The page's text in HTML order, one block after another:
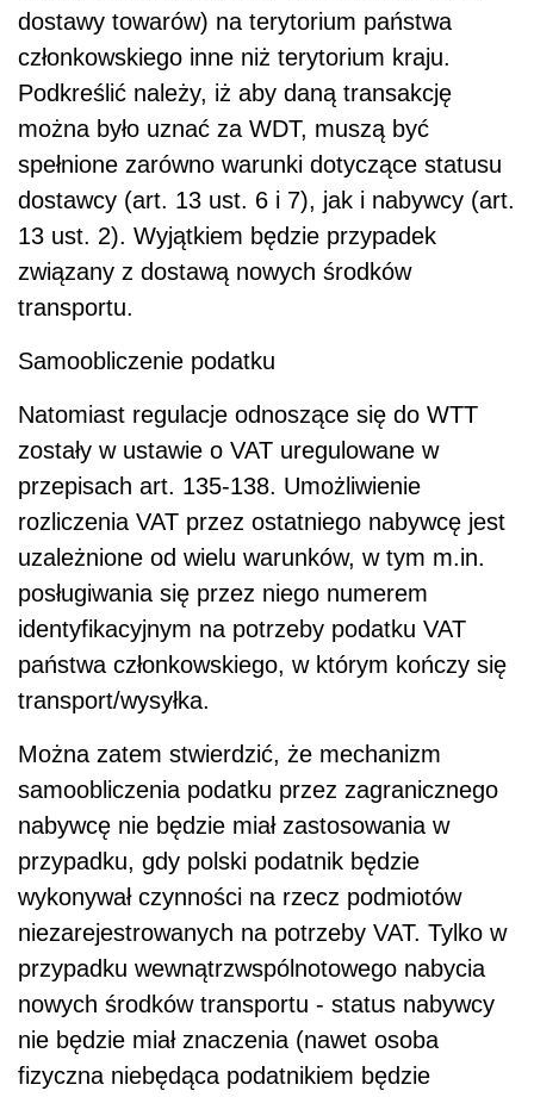
dostawy towarów) na terytorium państwa
członkowskiego inne niż terytorium kraju.
Podkreślić należy, iż aby daną transakcję
można było uznać za WDT, muszą być
spełnione zarówno warunki dotyczące statusu
dostawcy (art. 13 ust. 6 i 7), jak i nabywcy (art.
13 ust. 2). Wyjątkiem będzie przypadek
związany z dostawą nowych środków
transportu.
Samoobliczenie podatku
Natomiast regulacje odnoszące się do WTT
zostały w ustawie o VAT uregulowane w
przepisach art. 135-138. Umożliwienie
rozliczenia VAT przez ostatniego nabywcę jest
uzależnione od wielu warunków, w tym m.in.
posługiwania się przez niego numerem
identyfikacyjnym na potrzeby podatku VAT
państwa członkowskiego, w którym kończy się
transport/wysyłka.
Można zatem stwierdzić, że mechanizm
samoobliczenia podatku przez zagranicznego
nabywcę nie będzie miał zastosowania w
przypadku, gdy polski podatnik będzie
wykonywał czynności na rzecz podmiotów
niezarejestrowanych na potrzeby VAT. Tylko w
przypadku wewnątrzwspólnotowego nabycia
nowych środków transportu - status nabywcy
nie będzie miał znaczenia (nawet osoba
fizyczna niebędąca podatnikiem będzie